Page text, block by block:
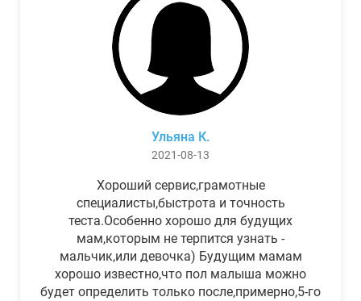
Ульяна К.
2021-08-13
Хороший сервис,грамотные
специалисты,быстрота и точность
теста.Особенно хорошо для будущих
мам,которым не терпится узнать -
мальчик,или девочка) Будущим мамам
хорошо известно,что пол малыша можно
будет определить только после,примерно,5-го